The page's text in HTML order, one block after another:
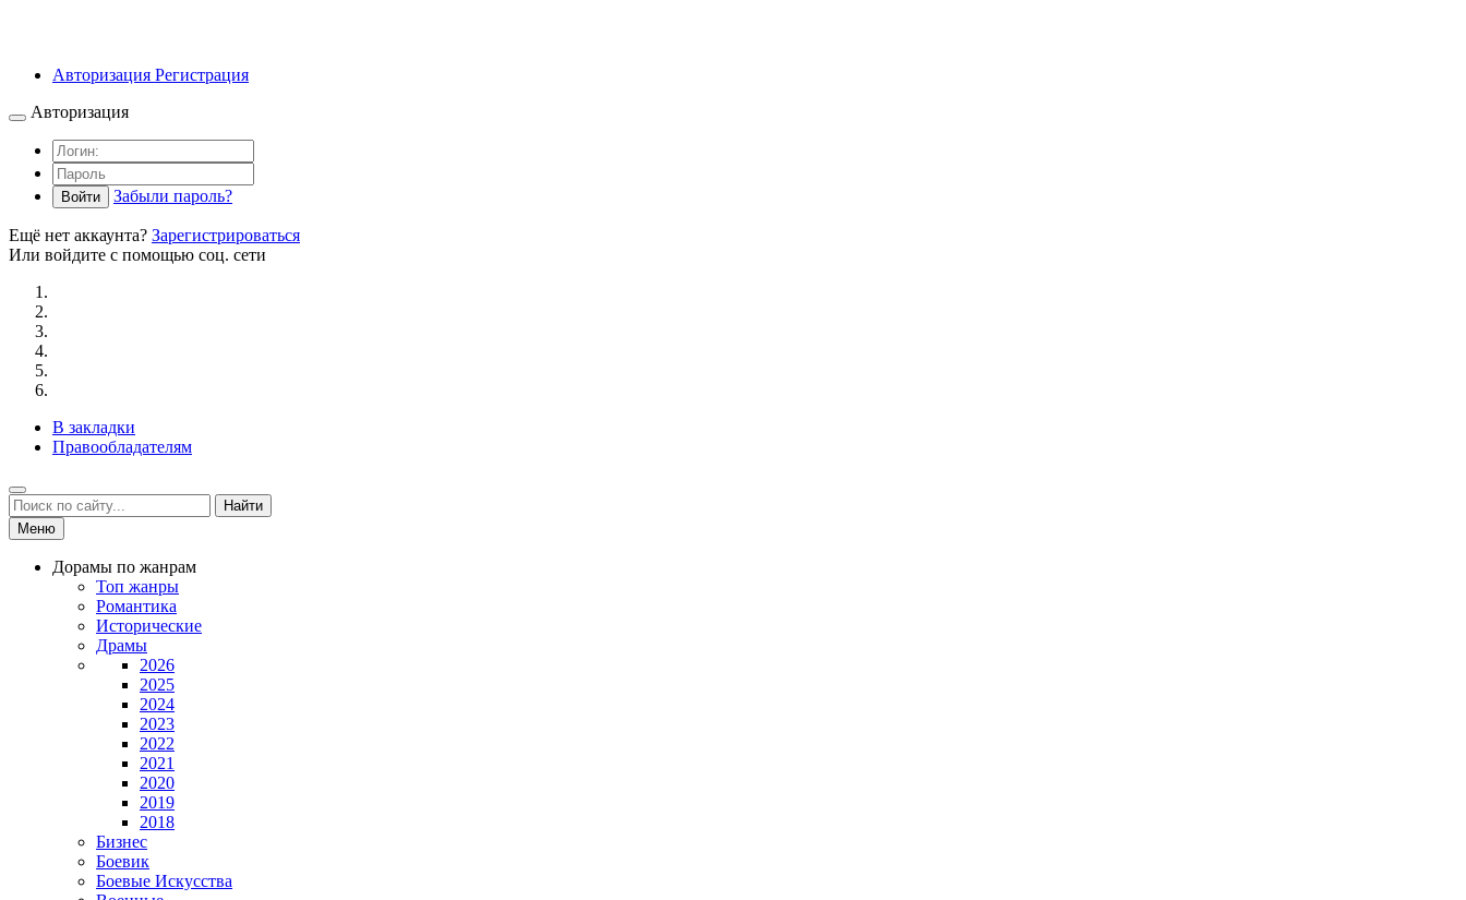
Авторизация Регистрация
Авторизация
Войти Забыли пароль?
Ещё нет аккаунта? Зарегистрироваться
Или войдите с помощью соц. сети
В закладки
Правообладателям
Найти
Меню
Дорамы по жанрам
Топ жанры
Романтика
Исторические
Драмы
2026
2025
2024
2023
2022
2021
2020
2019
2018
Бизнес
Боевик
Боевые Искусства